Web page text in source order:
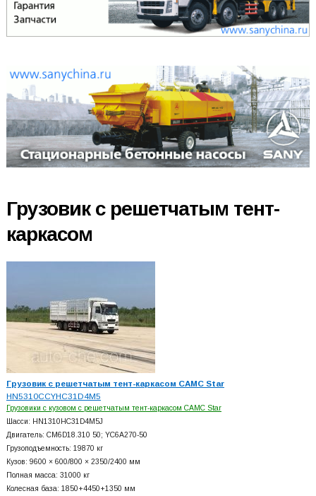
Грузовик с решетчатым тент-
каркасом
Грузовик с решетчатым тент-каркасом CAMC Star
HN5310CCYHC31D4M5
Грузовики с кузовом с решетчатым тент-каркасом CAMC Star
Шасси: HN1310HC31D4M5J
Двигатель: CM6D18.310 50; YC6A270-50
Грузоподъемность: 19870 кг
Кузов: 9600 × 600/800 × 2350/2400 мм
Полная масса: 31000 кг
Колесная база: 1850+4450+1350 мм